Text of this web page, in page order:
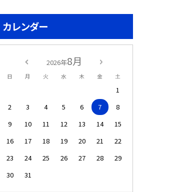
カレンダー
2026年8月
日 月 火 水 木 金 土
1
2
3 4 5 6 7
8
9
10 11 12 13 14
15
16
17 18 19 20 21
22
23
24 25 26 27 28
29
30
31